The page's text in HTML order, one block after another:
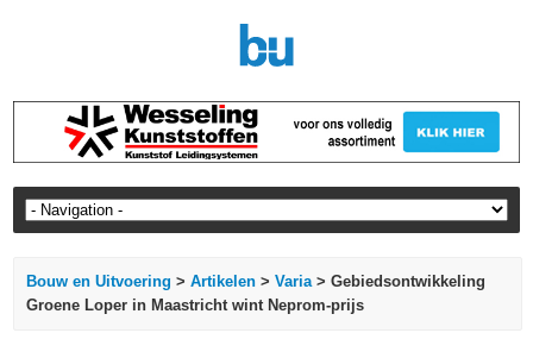
Bouw en Uitvoering >Artikelen >Varia> Gebiedsontwikkeling
Groene Loper in Maastricht wint Neprom-prijs